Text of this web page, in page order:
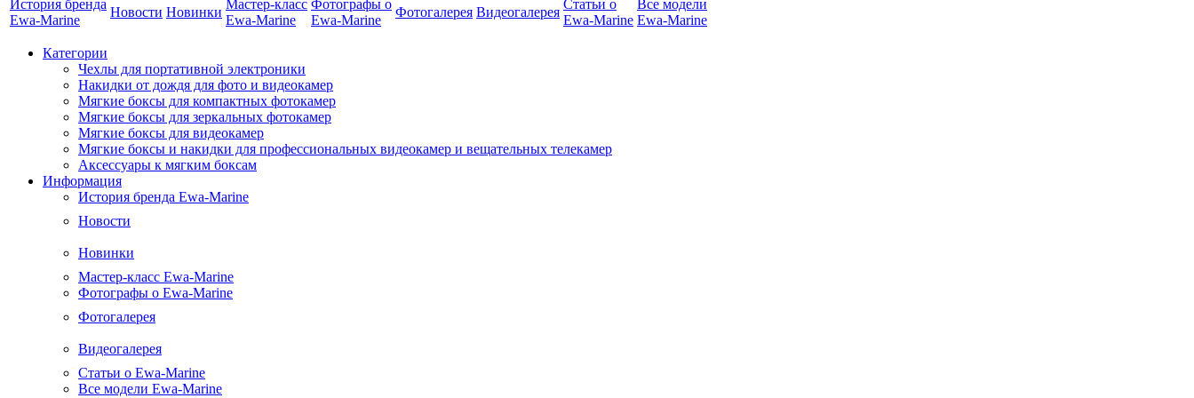
История бренда
Ewa-Marine
Новости Новинки
Мастер-класс
Ewa-Marine
Фотографы о
Ewa-Marine
Фотогалерея Видеогалерея
Статьи о
Ewa-Marine
Все модели
Ewa-Marine
Категории
Чехлы для портативной электроники
Накидки от дождя для фото и видеокамер
Мягкие боксы для компактных фотокамер
Мягкие боксы для зеркальных фотокамер
Мягкие боксы для видеокамер
Мягкие боксы и накидки для профессиональных видеокамер и вещательных телекамер
Аксессуары к мягким боксам
Информация
История бренда Ewa-Marine
Новости
Новинки
Мастер-класс Ewa-Marine
Фотографы о Ewa-Marine
Фотогалерея
Видеогалерея
Статьи о Ewa-Marine
Все модели Ewa-Marine